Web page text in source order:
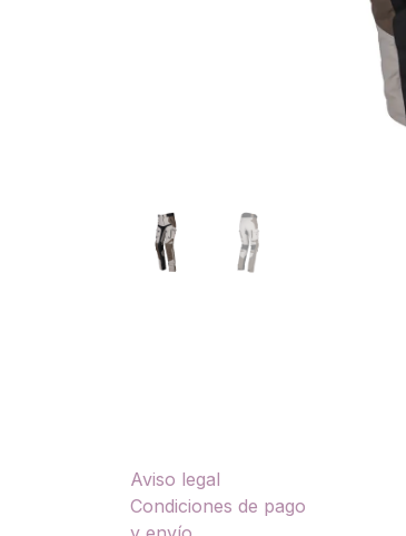
Aviso legal
Condiciones de pago